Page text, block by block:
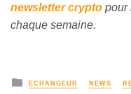
newsletter crypto pour
chaque semaine.
ECHANGEUR NEWS